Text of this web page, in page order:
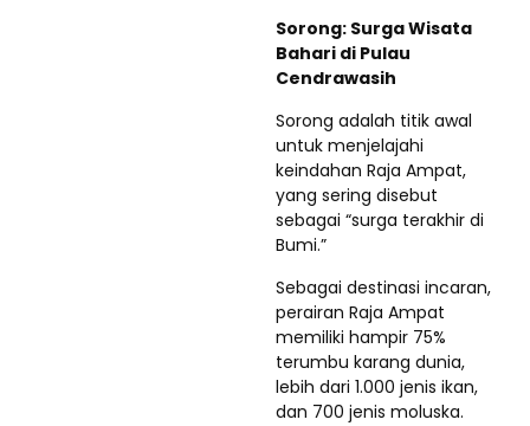
Sorong: Surga Wisata
Bahari di Pulau
Cendrawasih
Sorong adalah titik awal
untuk menjelajahi
keindahan Raja Ampat,
yang sering disebut
sebagai “surga terakhir di
Bumi.”
Sebagai destinasi incaran,
perairan Raja Ampat
memiliki hampir 75%
terumbu karang dunia,
lebih dari 1.000 jenis ikan,
dan 700 jenis moluska.